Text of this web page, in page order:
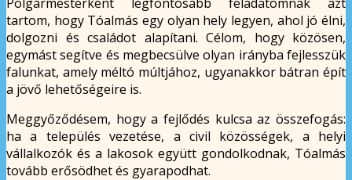
tartom, hogy Tóalmás egy olyan hely legyen, ahol jó élni,
dolgozni és családot alapítani. Célom, hogy közösen,
egymást segítve és megbecsülve olyan irányba fejlesszük
falunkat, amely méltó múltjához, ugyanakkor bátran épít
a jövő lehetőségeire is.
Meggyőződésem, hogy a fejlődés kulcsa az összefogás:
ha a település vezetése, a civil közösségek, a helyi
vállalkozók és a lakosok együtt gondolkodnak, Tóalmás
tovább erősödhet és gyarapodhat.